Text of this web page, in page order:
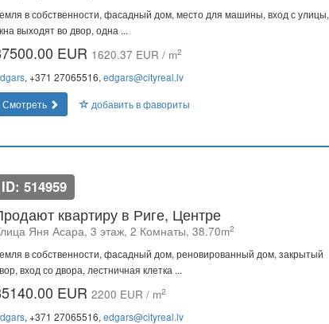
в собственности, фасадный дом, место для машины, вход с улицы,
выходят во двор, одна ...
EUR 1620.37 EUR / m2
, +371 27065516, edgars@cityreal.lv
Смотреть
добавить в фавориты
ID: 514959
квартиру в Риге, Центре
Яня Асара, 3 этаж, 2 Комнаты, 38.70m2
в собственности, фасадный дом, реновированный дом, закрытый
вход со двора, лестничная клетка ...
EUR 2200 EUR / m2
, +371 27065516, edgars@cityreal.lv